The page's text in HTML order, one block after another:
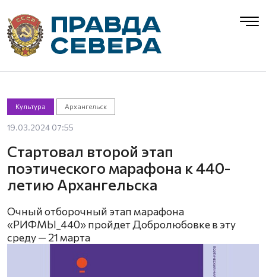
Культура Архангельск
19.03.2024 07:55
Стартовал второй этап
поэтического марафона к 440-
летию Архангельска
Очный отборочный этап марафона
«РИФМЫ_440» пройдет Добролюбовке в эту
среду — 21 марта